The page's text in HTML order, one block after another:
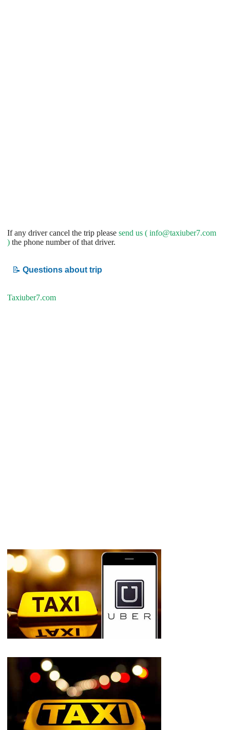
If any driver cancel the trip please send us ( info@taxiuber7.com
) the phone number of that driver.
📝 Questions about trip
Taxiuber7.com